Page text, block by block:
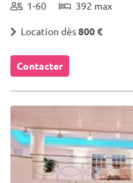
1-60 392 max
Location dès800 €
Contacter